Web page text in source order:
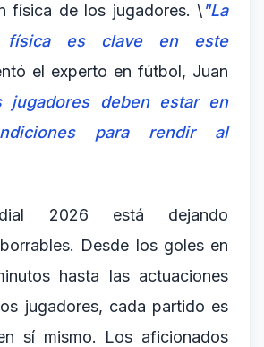
física de los jugadores. \"La
física es clave en este
el experto en fútbol, Juan
jugadores deben estar en
para rendir al
2026 está dejando
Desde los goles en
hasta las actuaciones
jugadores, cada partido es
sí mismo. Los aficionados